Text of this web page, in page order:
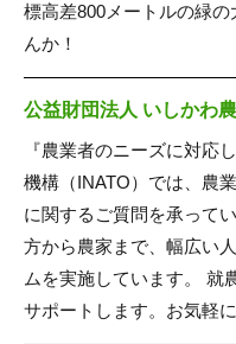
標高差800メートルの緑
んか！
公益財団法人 いしかわ
『農業者のニーズに対応
機構（INATO）では、農
に関するご質問を承って
方から農家まで、幅広い
ムを実施しています。 就
サポートします。お気軽